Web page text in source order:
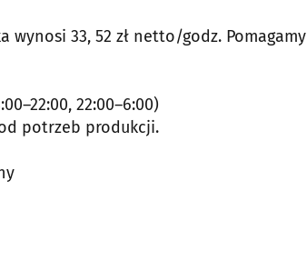
33, 52 zł netto/godz. Pomagamy
22:00–6:00)
potrzeb produkcji.